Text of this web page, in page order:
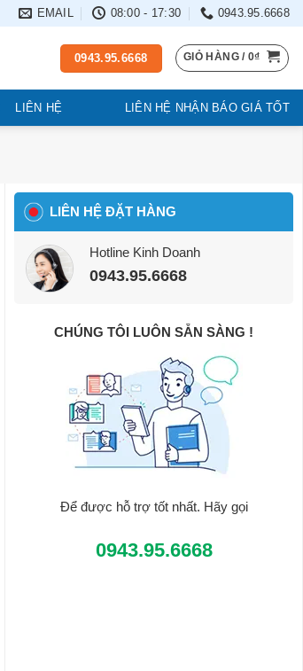
EMAIL 08:00 - 17:30 0943.95.6668
0943.95.6668 GIỎ HÀNG /0₫
LIÊN HỆ LIÊN HỆ NHẬN BÁO GIÁ TỐT
LIÊN HỆ ĐẶT HÀNG
Hotline Kinh Doanh
0943.95.6668
CHÚNG TÔI LUÔN SẴN SÀNG !
Để được hỗ trợ tốt nhất. Hãy gọi
0943.95.6668